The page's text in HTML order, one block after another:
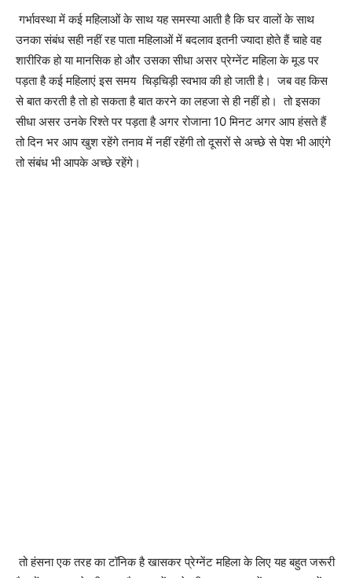
गर्भावस्था में कई महिलाओं के साथ यह समस्या आती है कि घर वालों के साथ
उनका संबंध सही नहीं रह पाता महिलाओं में बदलाव इतनी ज्यादा होते हैं चाहे वह
शारीरिक हो या मानसिक हो और उसका सीधा असर प्रेग्नेंट महिला के मूड पर
पड़ता है कई महिलाएं इस समय चिड़चिड़ी स्वभाव की हो जाती है। जब वह किस
से बात करती है तो हो सकता है बात करने का लहजा से ही नहीं हो। तो इसका
सीधा असर उनके रिश्ते पर पड़ता है अगर रोजाना 10 मिनट अगर आप हंसते हैं
तो दिन भर आप खुश रहेंगे तनाव में नहीं रहेंगी तो दूसरों से अच्छे से पेश भी आएंगे
तो संबंध भी आपके अच्छे रहेंगे।
तो हंसना एक तरह का टॉनिक है खासकर प्रेग्नेंट महिला के लिए यह बहुत जरूरी